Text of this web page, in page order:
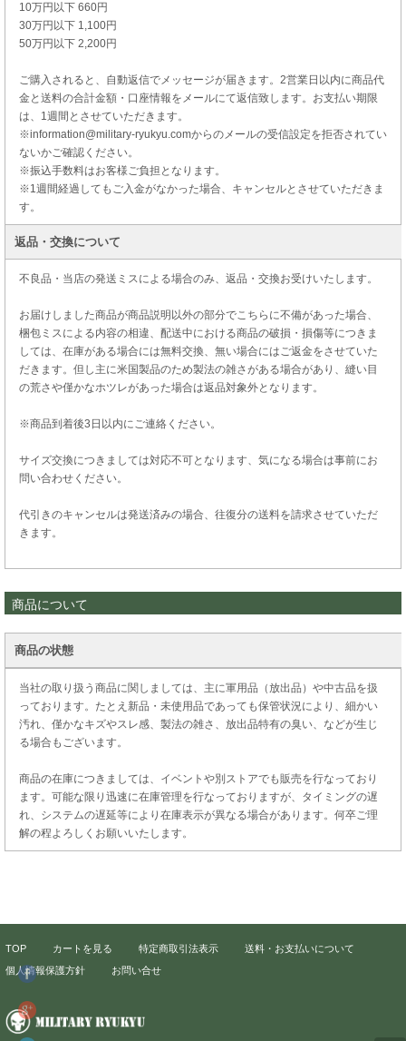
10万円以下 660円
30万円以下 1,100円
50万円以下 2,200円
ご購入されると、自動返信でメッセージが届きます。2営業日以内に商品代
金と送料の合計金額・口座情報をメールにて返信致します。お支払い期限
は、1週間とさせていただきます。
※information@military-ryukyu.comからのメールの受信設定を拒否されてい
ないかご確認ください。
※振込手数料はお客様ご負担となります。
※1週間経過してもご入金がなかった場合、キャンセルとさせていただきま
す。
返品・交換について
不良品・当店の発送ミスによる場合のみ、返品・交換お受けいたします。
お届けしました商品が商品説明以外の部分でこちらに不備があった場合、
梱包ミスによる内容の相違、配送中における商品の破損・損傷等につきま
しては、在庫がある場合には無料交換、無い場合にはご返金をさせていた
だきます。但し主に米国製品のため製法の雑さがある場合があり、縫い目
の荒さや僅かなホツレがあった場合は返品対象外となります。
※商品到着後3日以内にご連絡ください。
サイズ交換につきましては対応不可となります、気になる場合は事前にお
問い合わせください。
代引きのキャンセルは発送済みの場合、往復分の送料を請求させていただ
きます。
商品について
商品の状態
当社の取り扱う商品に関しましては、主に軍用品（放出品）や中古品を扱
っております。たとえ新品・未使用品であっても保管状況により、細かい
汚れ、僅かなキズやスレ感、製法の雑さ、放出品特有の臭い、などが生じ
る場合もございます。
商品の在庫につきましては、イベントや別ストアでも販売を行なっており
ます。可能な限り迅速に在庫管理を行なっておりますが、タイミングの遅
れ、システムの遅延等により在庫表示が異なる場合があります。何卒ご理
解の程よろしくお願いいたします。
TOP カートを見る 特定商取引法表示
送料・お支払いについて
個人情報保護方針
お問い合せ